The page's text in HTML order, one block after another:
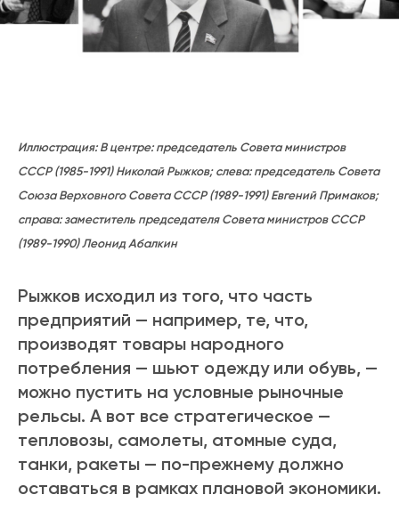
Иллюстрация: В центре: председатель Совета министров
СССР (1985-1991) Николай Рыжков; слева: председатель Совета
Союза Верховного Совета СССР (1989-1991) Евгений Примаков;
справа: заместитель председателя Совета министров СССР
(1989-1990) Леонид Абалкин
Рыжков исходил из того, что часть
предприятий — например, те, что,
производят товары народного
потребления — шьют одежду или обувь, —
можно пустить на условные рыночные
рельсы. А вот все стратегическое —
тепловозы, самолеты, атомные суда,
танки, ракеты — по-прежнему должно
оставаться в рамках плановой экономики.